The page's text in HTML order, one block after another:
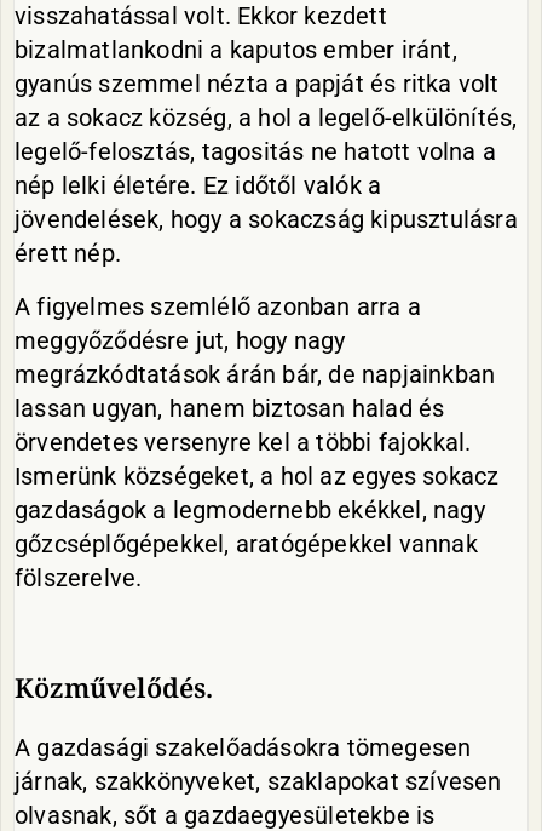
visszahatással volt. Ekkor kezdett
bizalmatlankodni a kaputos ember iránt,
gyanús szemmel nézta a papját és ritka volt
az a sokacz község, a hol a legelő-elkülönítés,
legelő-felosztás, tagositás ne hatott volna a
nép lelki életére. Ez időtől valók a
jövendelések, hogy a sokaczság kipusztulásra
érett nép.
A figyelmes szemlélő azonban arra a
meggyőződésre jut, hogy nagy
megrázkódtatások árán bár, de napjainkban
lassan ugyan, hanem biztosan halad és
örvendetes versenyre kel a többi fajokkal.
Ismerünk községeket, a hol az egyes sokacz
gazdaságok a legmodernebb ekékkel, nagy
gőzcséplőgépekkel, aratógépekkel vannak
fölszerelve.
Közművelődés.
A gazdasági szakelőadásokra tömegesen
járnak, szakkönyveket, szaklapokat szívesen
olvasnak, sőt a gazdaegyesületekbe is